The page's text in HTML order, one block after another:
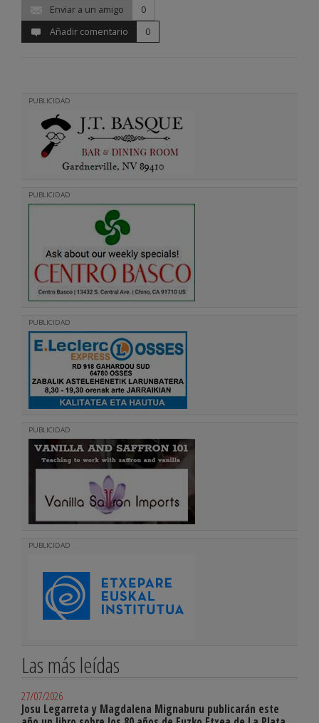
Enviar a un amigo
0
Añadir comentario
0
PUBLICIDAD
PUBLICIDAD
PUBLICIDAD
PUBLICIDAD
PUBLICIDAD
Las más leídas
27/07/2026
Josu Legarreta y Magdalena Mignaburu publicarán este